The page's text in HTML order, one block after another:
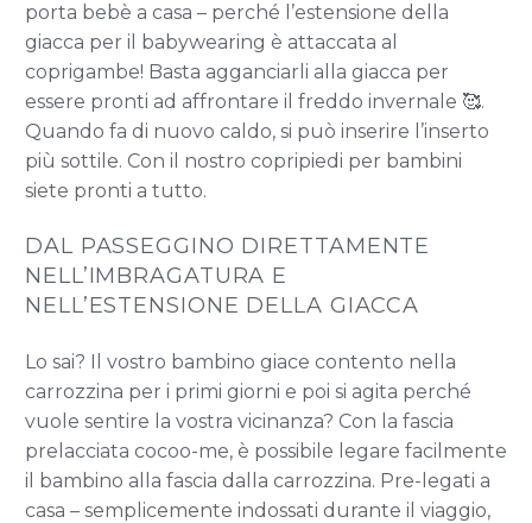
porta bebè a casa – perché l’estensione della
giacca per il babywearing è attaccata al
coprigambe! Basta agganciarli alla giacca per
essere pronti ad affrontare il freddo invernale 🥰.
Quando fa di nuovo caldo, si può inserire l’inserto
più sottile. Con il nostro copripiedi per bambini
siete pronti a tutto.
DAL PASSEGGINO DIRETTAMENTE
NELL’IMBRAGATURA E
NELL’ESTENSIONE DELLA GIACCA
Lo sai? Il vostro bambino giace contento nella
carrozzina per i primi giorni e poi si agita perché
vuole sentire la vostra vicinanza? Con la fascia
prelacciata cocoo-me, è possibile legare facilmente
il bambino alla fascia dalla carrozzina. Pre-legati a
casa – semplicemente indossati durante il viaggio,